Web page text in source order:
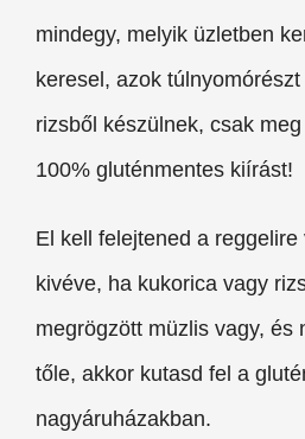
mindegy, melyik üzletben
keresel, azok
rizsből készülnek, csak
100% gluténmentes kiírást!
El kell felejtened a
kivéve, ha kukorica vagy
megrögzött müzlis vagy, és
tőle, akkor kutasd fel a
nagyáruházakban.